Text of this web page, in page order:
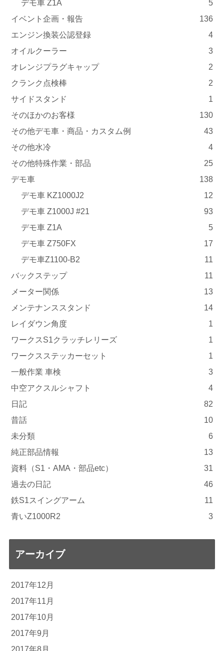
デモ車 Z1A
5
イベント企画・報告
136
エンジン換装公認登録
4
オイルクーラー
3
オレンジプラグキャップ
2
クランク点検棒
2
サイドスタンド
1
そのほかのお客様
130
その他デモ車・商品・カスタム例
43
その他水冷
4
その他特殊作業・部品
25
デモ車
138
デモ車 KZ1000J2
12
デモ車 Z1000J #21
93
デモ車 Z1A
5
デモ車 Z750FX
17
デモ車Z1100-B2
11
バックステップ
11
メーター関係
13
メンテナンススタンド
14
レイダウン角度
1
ワークスS1クラッチレリーズ
1
ワークスステッカーセット
1
一般作業 車検
3
中空アクスルシャフト
4
日記
82
昔話
10
未分類
6
純正部品情報
13
資料（S1・AMA・部品etc）
31
過去の日記
46
鉄S1スイングアーム
11
青いZ1000R2
3
アーカイブ
2017年12月
2017年11月
2017年10月
2017年9月
2017年8月